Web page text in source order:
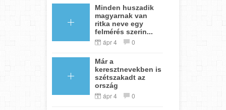
Minden huszadik
magyarnak van
ritka neve egy
felmérés szerin...
ápr 4 0
Már a
keresztnevekben is
szétszakadt az
ország
ápr 4 0